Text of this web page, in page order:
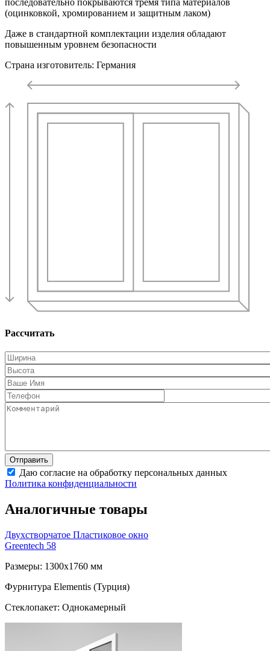
последовательно покрываются тремя типа материалов
(оцинковкой, хромированием и защитным лаком)
Даже в стандартной комплектации изделия обладают
повышенным уровнем безопасности
Страна изготовитель: Германия
Рассчитать
Даю согласие на обработку персональных данных
Политика конфиденциальности
Аналогичные товары
Двухстворчатое Пластиковое окно
Greentech 58
Размеры: 1300x1760 мм
Фурнитура Elementis (Турция)
Стеклопакет: Однокамерный